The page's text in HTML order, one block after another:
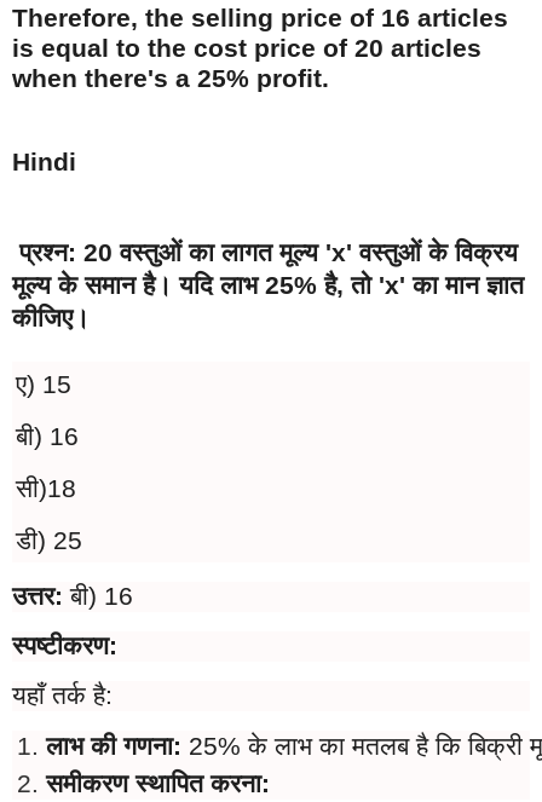
Therefore, the selling price of 16 articles
is equal to the cost price of 20 articles
when there's a 25% profit.
Hindi
प्रश्न: 20 वस्तुओं का लागत मूल्य 'x' वस्तुओं के विक्रय
मूल्य के समान है। यदि लाभ 25% है, तो 'x' का मान ज्ञात
कीजिए।
ए) 15
बी) 16
सी)18
डी) 25
उत्तर:बी) 16
स्पष्टीकरण:
यहाँ तर्क है:
लाभ की गणना: 25% के लाभ का मतलब है कि बिक्री
समीकरण स्थापित करना: